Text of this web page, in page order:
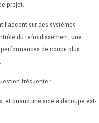
projet.
l’accent sur des systèmes
du refroidissement, une
de coupe plus
fréquente :
et quand une scie à découpe est-